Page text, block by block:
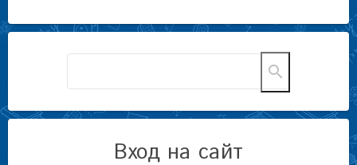
Вход на сайт